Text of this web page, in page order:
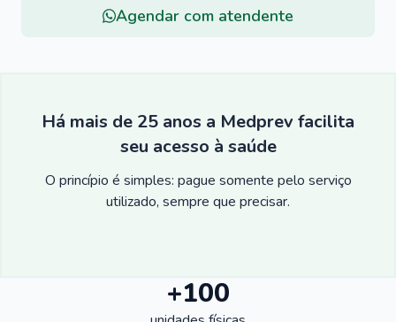
Agendar com atendente
Há mais de 25 anos a Medprev facilita
seu acesso à saúde
O princípio é simples: pague somente pelo serviço
utilizado, sempre que precisar.
+100